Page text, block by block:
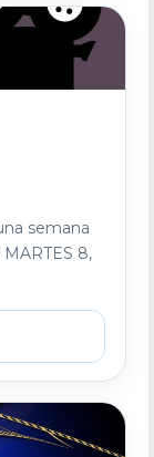
semana
8,